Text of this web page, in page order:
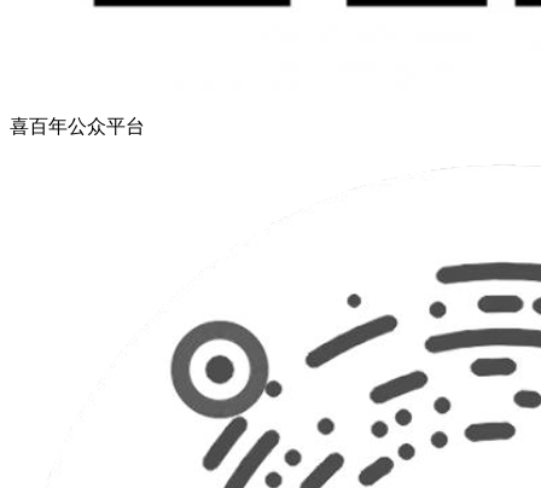
喜百年公众平台